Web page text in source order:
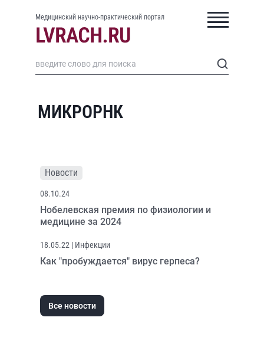
Медицинский научно-практический портал
МИКРОРНК
Новости
08.10.24
Нобелевская премия по физиологии и
медицине за 2024
18.05.22 | Инфекции
Как "пробуждается" вирус герпеса?
Все новости